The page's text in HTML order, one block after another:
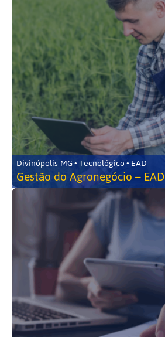
Divinópolis-MG • Tecnológico • EAD
Gestão do Agronegócio – EAD